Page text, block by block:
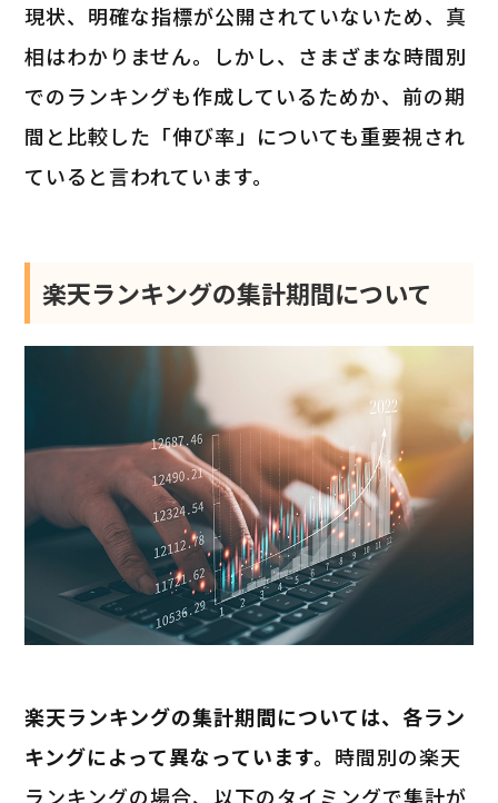
現状、明確な指標が公開されていないため、真
相はわかりません。しかし、さまざまな時間別
でのランキングも作成しているためか、前の期
間と比較した「伸び率」についても重要視され
ていると言われています。
楽天ランキングの集計期間について
楽天ランキングの集計期間については、各ラン
キングによって異なっています。 時間別の楽天
ランキングの場合、以下のタイミングで集計が